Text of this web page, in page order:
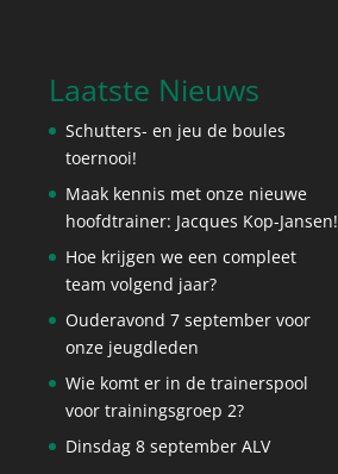
Laatste Nieuws
Schutters- en jeu de boules
toernooi!
Maak kennis met onze nieuwe
hoofdtrainer: Jacques Kop-Jansen!
Hoe krijgen we een compleet
team volgend jaar?
Ouderavond 7 september voor
onze jeugdleden
Wie komt er in de trainerspool
voor trainingsgroep 2?
Dinsdag 8 september ALV